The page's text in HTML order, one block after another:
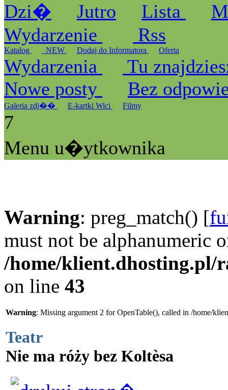
Dzi�
Jutro Lista
Wydarzenie
Rss
Katalog _NEW Dodaj do Informatora Oferta
Wydarzenia
Tu
Nowe posty
Bez
Galeria zdj�� E-kartki Wici Filmy
7
Menu u�ytkownika
Warning: preg_match() [
must not be alphanumeric
/home/klient.dhosting.pl/
on line 43
Warning: Missing argument 2 for OpenTable(), called in /home/
Teatr
Nie ma róży bez Koltèsa